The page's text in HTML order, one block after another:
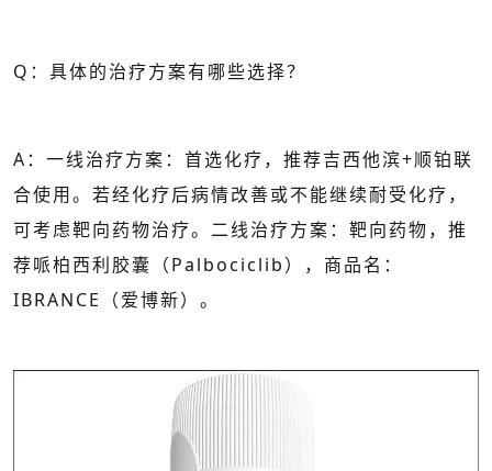
Q：具体的治疗方案有哪些选择？
A：一线治疗方案：首选化疗，推荐吉西他滨+顺铂联
合使用。若经化疗后病情改善或不能继续耐受化疗，
可考虑靶向药物治疗。二线治疗方案：靶向药物，推
荐哌柏西利胶囊（Palbociclib），商品名：
IBRANCE（爱博新）。